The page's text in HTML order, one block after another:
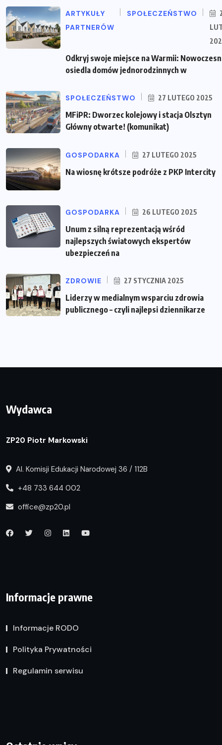
ARTYKUŁY
PARTNERÓW
SPOŁECZEŃSTWO
Odkryj swoje miejsce na Warmii:
osiedla domów jednorodzinnych w
SPOŁECZEŃSTWO 27 LUTEGO 2025
MFiPR: Dworzec kolejowy i stacja Olsztyn
Główny otwarte! (komunikat)
GOSPODARKA 27 LUTEGO 2025
Na wiosnę krótsze podróże z PKP Intercity
GOSPODARKA 26 LUTEGO 2025
Unum z silną reprezentacją wśród
najlepszych światowych ekspertów
ubezpieczeń na
ZDROWIE 27 STYCZNIA 2025
Liderzy w medialnym wsparciu zdrowia
publicznego – czyli najlepsi dziennikarze
Wydawca
ZP20 Piotr Markowski
Al. Komisji Edukacji Narodowej 36 / 112B
+48 733 644 002
office@zp20.pl
Informacje prawne
Informacje RODO
Polityka Prywatności
Regulamin serwisu